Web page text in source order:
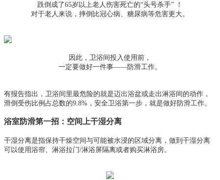
跌倒成了65岁以上老人伤害死亡的“头号杀手” ！
对于老人来说，摔倒比冠心病、糖尿病等危害更大。
因此，卫浴间投入使用前，
一定要做好一件事——防滑工作。
有报告指出，卫浴间里最危险的就是迈出浴盆或走出淋浴间的动作，
滑倒受伤比例占总数的9.8%，安全卫浴第一步，就是做好防滑工作。
浴室防滑第一招：空间上干湿分离
干湿分离是指保持干燥空间与可能被水浸的区域分离，做到干湿分离
可以使用浴帘、淋浴拉门/淋浴屏隔离或者购买淋浴房。